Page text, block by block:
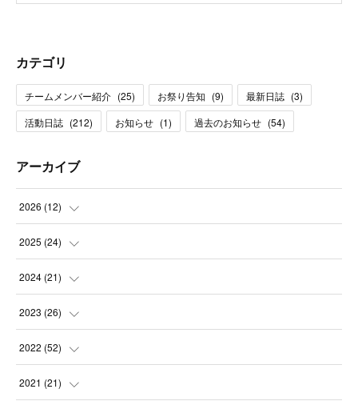
カテゴリ
チームメンバー紹介 (25) お祭り告知 (9) 最新日誌 (3)
活動日誌 (212) お知らせ (1) 過去のお知らせ (54)
アーカイブ
2026 (12)
(1
(3
(1
(1
2025 (24)
(2
(3
(1
(2
2024 (21)
(2
(2
(1
2023 (26)
(1
(2
2022 (52)
(3
2021 (21)